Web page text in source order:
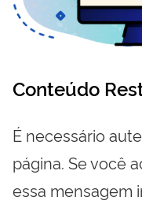
Conteúdo
É necessário
página. Se você
essa mensagem